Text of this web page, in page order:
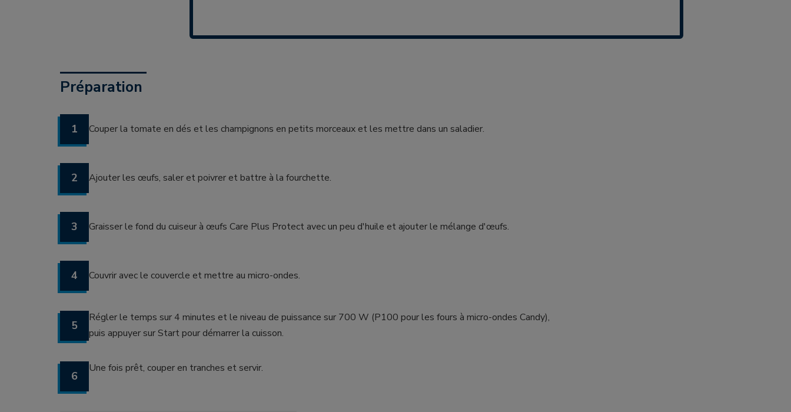
Préparation
1 Couper la tomate en dés et les champignons en petits morceaux et les mettre dans un saladier.
2 Ajouter les œufs, saler et poivrer et battre à la fourchette.
3 Graisser le fond du cuiseur à œufs Care Plus Protect avec un peu d'huile et ajouter le mélange d'œufs.
4 Couvrir avec le couvercle et mettre au micro-ondes.
5
Régler le temps sur 4 minutes et le niveau de puissance sur 700 W (P100 pour les fours à micro-ondes Candy),
puis appuyer sur Start pour démarrer la cuisson.
6
Une fois prêt, couper en tranches et servir.